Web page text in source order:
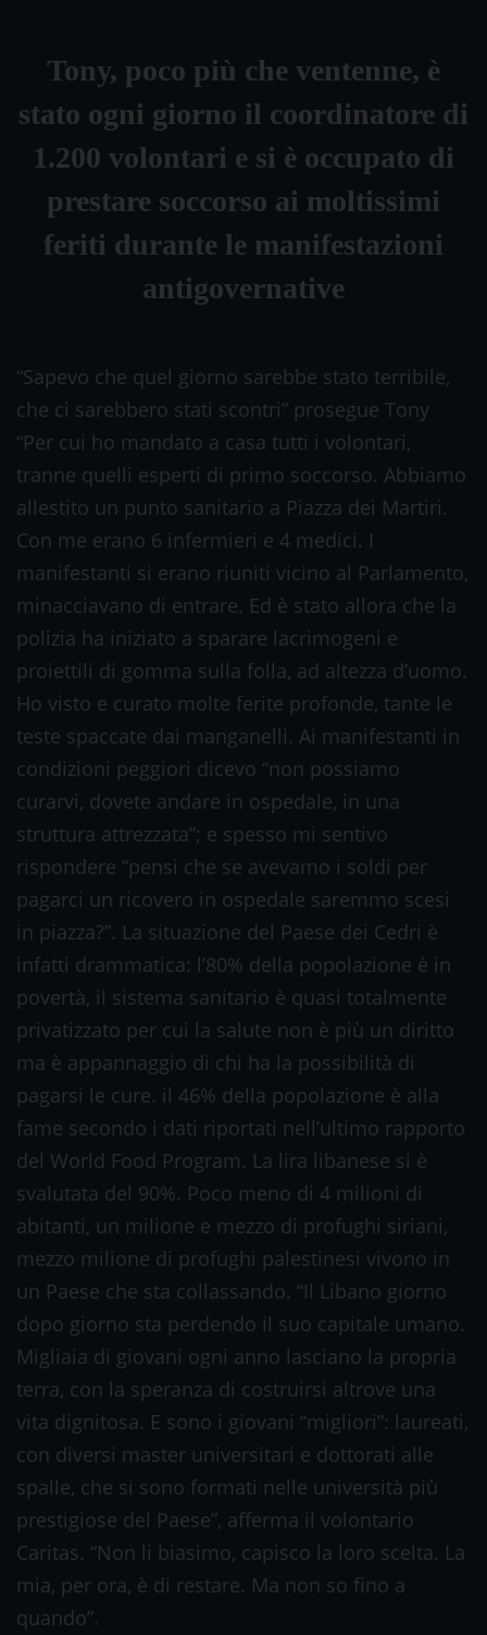
Tony, poco più che ventenne, è
stato ogni giorno il coordinatore di
1.200 volontari e si è occupato di
prestare soccorso ai moltissimi
feriti durante le manifestazioni
antigovernative
“Sapevo che quel giorno sarebbe stato terribile,
che ci sarebbero stati scontri” prosegue Tony
“Per cui ho mandato a casa tutti i volontari,
tranne quelli esperti di primo soccorso. Abbiamo
allestito un punto sanitario a Piazza dei Martiri.
Con me erano 6 infermieri e 4 medici. I
manifestanti si erano riuniti vicino al Parlamento,
minacciavano di entrare. Ed è stato allora che la
polizia ha iniziato a sparare lacrimogeni e
proiettili di gomma sulla folla, ad altezza d’uomo.
Ho visto e curato molte ferite profonde, tante le
teste spaccate dai manganelli. Ai manifestanti in
condizioni peggiori dicevo “non possiamo
curarvi, dovete andare in ospedale, in una
struttura attrezzata”; e spesso mi sentivo
rispondere “pensi che se avevamo i soldi per
pagarci un ricovero in ospedale saremmo scesi
in piazza?”. La situazione del Paese dei Cedri è
infatti drammatica: l’80% della popolazione è in
povertà, il sistema sanitario è quasi totalmente
privatizzato per cui la salute non è più un diritto
ma è appannaggio di chi ha la possibilità di
pagarsi le cure. il 46% della popolazione è alla
fame secondo i dati riportati nell’ultimo rapporto
del World Food Program. La lira libanese si è
svalutata del 90%. Poco meno di 4 milioni di
abitanti, un milione e mezzo di profughi siriani,
mezzo milione di profughi palestinesi vivono in
un Paese che sta collassando. “Il Libano giorno
dopo giorno sta perdendo il suo capitale umano.
Migliaia di giovani ogni anno lasciano la propria
terra, con la speranza di costruirsi altrove una
vita dignitosa. E sono i giovani “migliori”: laureati,
con diversi master universitari e dottorati alle
spalle, che si sono formati nelle università più
prestigiose del Paese”, afferma il volontario
Caritas. “Non li biasimo, capisco la loro scelta. La
mia, per ora, è di restare. Ma non so fino a
quando”.